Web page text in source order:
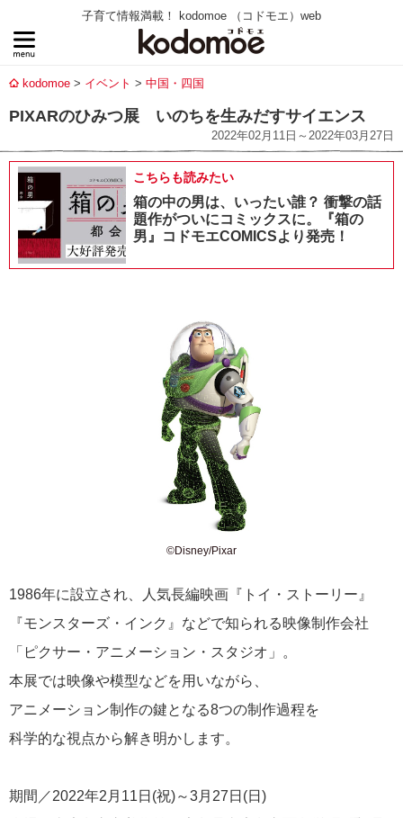
子育て情報満載！ kodomoe （コドモエ）web
kodomoe イベント 中国・四国
PIXARのひみつ展 いのちを生みだすサイエンス
2022年02月11日～2022年03月27日
こちらも読みたい
箱の中の男は、いったい誰？ 衝撃の話
題作がついにコミックスに。『箱の
男』コドモエCOMICSより発売！
©Disney/Pixar
1986年に設立され、人気長編映画『トイ・ストーリー』
『モンスターズ・インク』などで知られる映像制作会社
「ピクサー・アニメーション・スタジオ」。
本展では映像や模型などを用いながら、
アニメーション制作の鍵となる8つの制作過程を
科学的な視点から解き明かします。
期間／2022年2月11日(祝)～3月27日(日)